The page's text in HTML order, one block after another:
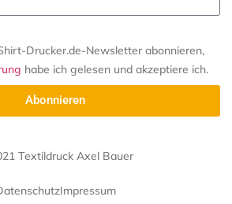
Drucker.de-Newsletter abonnieren,
habe ich gelesen und akzeptiere ich.
Abonnieren
Textildruck Axel Bauer
Impressum